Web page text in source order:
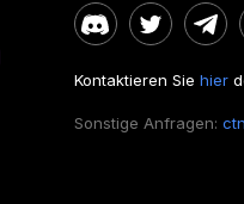
Kontaktieren Sie hier
Sonstige Anfragen: